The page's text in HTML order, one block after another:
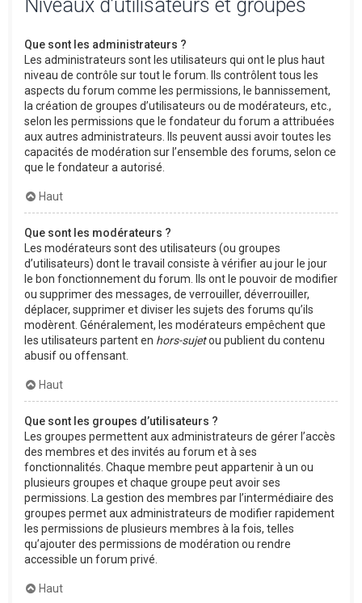
Niveaux d’utilisateurs et groupes
Que sont les administrateurs ?
Les administrateurs sont les utilisateurs qui ont le plus haut
niveau de contrôle sur tout le forum. Ils contrôlent tous les
aspects du forum comme les permissions, le bannissement,
la création de groupes d’utilisateurs ou de modérateurs, etc.,
selon les permissions que le fondateur du forum a attribuées
aux autres administrateurs. Ils peuvent aussi avoir toutes les
capacités de modération sur l’ensemble des forums, selon ce
que le fondateur a autorisé.
Haut
Que sont les modérateurs ?
Les modérateurs sont des utilisateurs (ou groupes
d’utilisateurs) dont le travail consiste à vérifier au jour le jour
le bon fonctionnement du forum. Ils ont le pouvoir de modifier
ou supprimer des messages, de verrouiller, déverrouiller,
déplacer, supprimer et diviser les sujets des forums qu’ils
modèrent. Généralement, les modérateurs empêchent que
les utilisateurs partent en hors-sujetou publient du contenu
abusif ou offensant.
Haut
Que sont les groupes d’utilisateurs ?
Les groupes permettent aux administrateurs de gérer l’accès
des membres et des invités au forum et à ses
fonctionnalités. Chaque membre peut appartenir à un ou
plusieurs groupes et chaque groupe peut avoir ses
permissions. La gestion des membres par l’intermédiaire des
groupes permet aux administrateurs de modifier rapidement
les permissions de plusieurs membres à la fois, telles
qu’ajouter des permissions de modération ou rendre
accessible un forum privé.
Haut